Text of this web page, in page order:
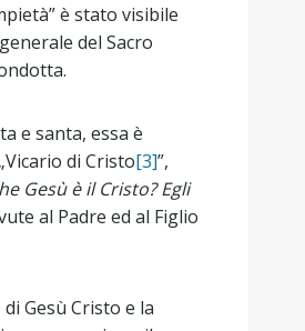
è stato visibile
del Sacro
e santa, essa è
di Cristo[3]”,
Gesù è il Cristo? Egli
al Padre ed al Figlio
Gesù Cristo e la